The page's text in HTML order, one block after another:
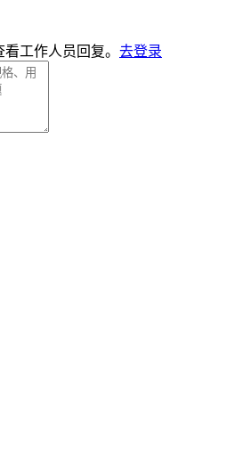
工作人员回复。 去登录